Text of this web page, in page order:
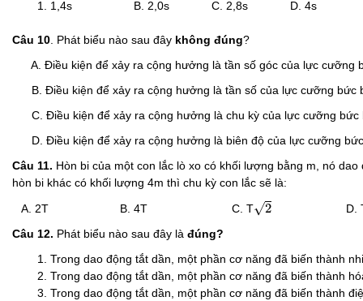
1,4s B. 2,0s C. 2,8s D. 4s
Câu 10 . Phát biểu nào sau đây không đúng?
A. Điều kiện để xảy ra cộng hưởng là tần số góc của lực cưỡng
B. Điều kiện để xảy ra cộng hưởng là tần số của lực cưỡng bức
C. Điều kiện để xảy ra cộng hưởng là chu kỳ của lực cưỡng bức
D. Điều kiện để xảy ra cộng hưởng là biên độ của lực cưỡng
Câu 11. Hòn bi của một con lắc lò xo có khối lượng bằng m, nó
hòn bi khác có khối lượng 4m thì chu kỳ con lắc sẽ là:
A. 2T B. 4T C. T√2 D. T/
Câu 12. Phát biểu nào sau đây là đúng?
Trong dao động tắt dần, một phần cơ năng đã biến thành
Trong dao động tắt dần, một phần cơ năng đã biến thành
Trong dao động tắt dần, một phần cơ năng đã biến thành